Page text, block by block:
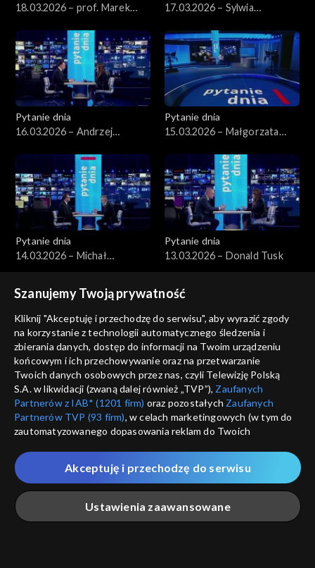
18.03.2026 – prof. Marek
17.03.2026 – Sylwia
Pytanie dnia
16.03.2026 – Andrzej
Pytanie dnia
15.03.2026 – Małgorzata
Pytanie dnia
14.03.2026 – Michał
Pytanie dnia
13.03.2026 – Donald Tusk
Pytanie dnia
12.03.2026 – Adam Szłapka
Pytanie dnia
11.03.2026 – Marek
Borowski
Pytanie dnia
10.03.2026 – Paweł Zalewski
Pytanie dnia
09.03.2026 – Jakub Banaszak
Szanujemy Twoją prywatność
Kliknij "Akceptuję i przechodzę do serwisu", aby wyrazić zgody
na korzystanie z technologii automatycznego śledzenia i
zbierania danych, dostęp do informacji na Twoim urządzeniu
końcowym i ich przechowywanie oraz na przetwarzanie
Twoich danych osobowych przez nas, czyli Telewizję Polską
S.A. w likwidacji (zwaną dalej również „TVP”), Zaufanych
Partnerów z IAB* (1201 firm) oraz pozostałych Zaufanych
Partnerów TVP (93 firm), w celach marketingowych (w tym do
zautomatyzowanego dopasowania reklam do Twoich
które wskazujemy poniżej, a także zgody na udostępnianie
przez nas identyfikatora PPID do Google.
Twoje dane osobowe zbierane podczas odwiedzania przez
Ciebie naszych
poszczególnych serwisówzwanych dalej
„Portalem”, w tym informacje zapisywane za pomocą
Ustawienia zaawansowane
Akceptuję i przechodzę do serwisu